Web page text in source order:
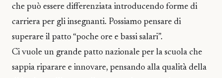
che può essere differenziata introducendo forme di
carriera per gli insegnanti. Possiamo pensare di
superare il patto “poche ore e bassi salari”.
Ci vuole un grande patto nazionale per la scuola che
sappia riparare e innovare, pensando alla qualità della